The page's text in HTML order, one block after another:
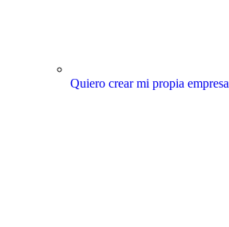
Quiero crear mi propia empresa